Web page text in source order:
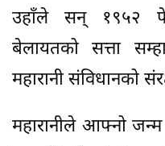
उहाँले सन् १९५२
बेलायतको सत्ता
महारानी संविधानको
महारानीले आफ्नो